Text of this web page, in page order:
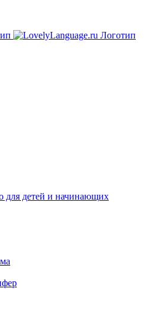
для детей и начинающих